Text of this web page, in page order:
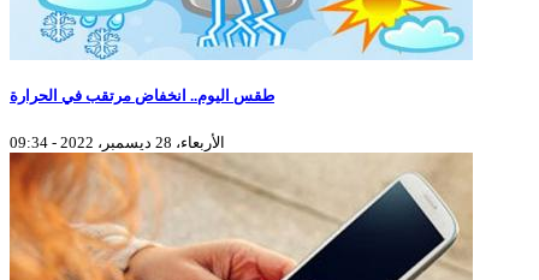
طقس اليوم.. انخفاض مرتقب في الحرارة
الأربعاء، 28 ديسمبر، 2022 - 09:34